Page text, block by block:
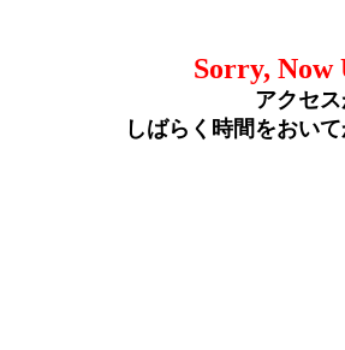
Sorry, Now
アクセ
しばらく時間をおい